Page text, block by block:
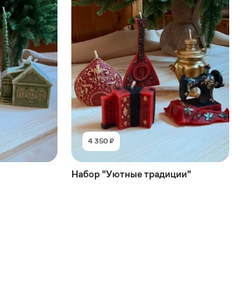
4 350 ₽
Набор "Уютные традиции"